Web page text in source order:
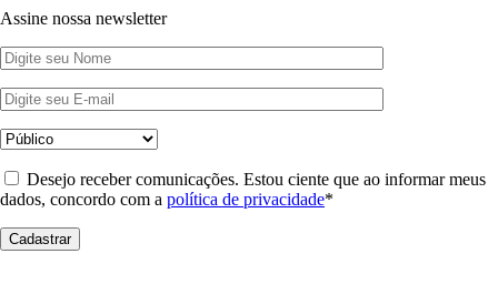
Assine nossa newsletter
Desejo receber comunicações. Estou ciente que ao informar meus
dados, concordo com a política de privacidade*